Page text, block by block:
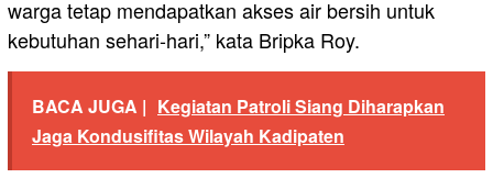
warga tetap mendapatkan akses air bersih untuk
kebutuhan sehari-hari,” kata Bripka Roy.
BACA JUGA | Kegiatan Patroli Siang Diharapkan
Jaga Kondusifitas Wilayah Kadipaten